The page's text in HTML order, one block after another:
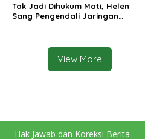
Tak Jadi Dihukum Mati, Helen
Sang Pengendali Jaringan
View More
Hak Jawab dan Koreksi Berita